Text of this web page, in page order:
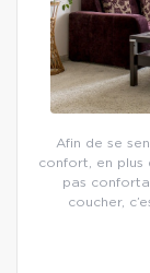
Afin de se
confort, en plus
pas
coucher,